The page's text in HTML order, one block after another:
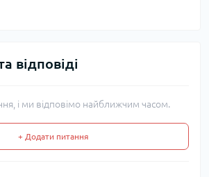
відповіді
і ми відповімо найближчим часом.
+ Додати питання